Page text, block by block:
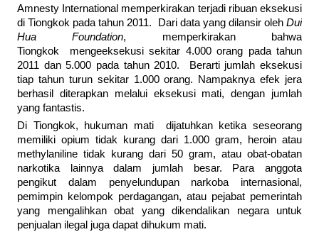
Amnesty International memperkirakan terjadi ribuan eksekusi
di Tiongkok pada tahun 2011. Dari data yang dilansir oleh Dui
Hua Foundation, memperkirakan bahwa
Tiongkok mengeeksekusi sekitar 4.000 orang pada tahun
2011 dan 5.000 pada tahun 2010. Berarti jumlah eksekusi
tiap tahun turun sekitar 1.000 orang. Nampaknya efek jera
berhasil diterapkan melalui eksekusi mati, dengan jumlah
yang fantastis.
Di Tiongkok, hukuman mati dijatuhkan ketika seseorang
memiliki opium tidak kurang dari 1.000 gram, heroin atau
methylaniline tidak kurang dari 50 gram, atau obat-obatan
narkotika lainnya dalam jumlah besar. Para anggota
pengikut dalam penyelundupan narkoba internasional,
pemimpin kelompok perdagangan, atau pejabat pemerintah
yang mengalihkan obat yang dikendalikan negara untuk
penjualan ilegal juga dapat dihukum mati.